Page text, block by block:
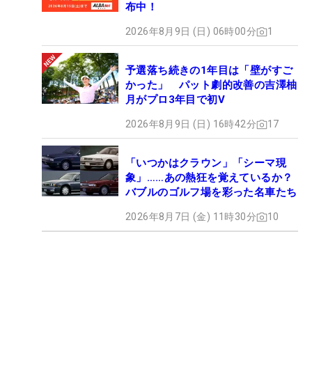
布中！
2026年8月9日 (日) 06時00分 1
予選落ち続きの1年目は「壁がすご
かった」 パット劇的改善の吉澤柚
月がプロ3年目で初V
2026年8月9日 (日) 16時42分 17
「いつかはクラウン」「シーマ現
象」……あの熱狂を覚えているか？
バブルのゴルフ場を彩った名車たち
2026年8月7日 (金) 11時30分 10